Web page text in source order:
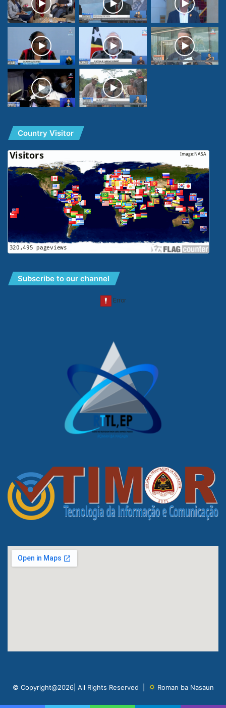
Country Visitor
Subscribe to our channel
© Copyright@2026| All Rights Reserved | Roman ba Nasaun